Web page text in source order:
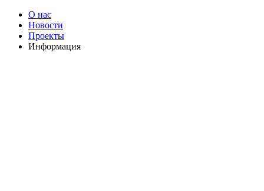
О нас
Новости
Проекты
Информация